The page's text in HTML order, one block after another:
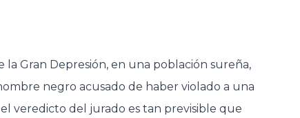
Gran Depresión, en una población sureña,
negro acusado de haber violado a una
veredicto del jurado es tan previsible que